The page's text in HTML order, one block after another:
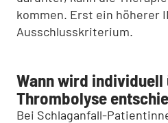
kommen. Erst ein höherer
Ausschlusskriterium.
Wann wird individuell
Thrombolyse
Bei Schlaganfall-